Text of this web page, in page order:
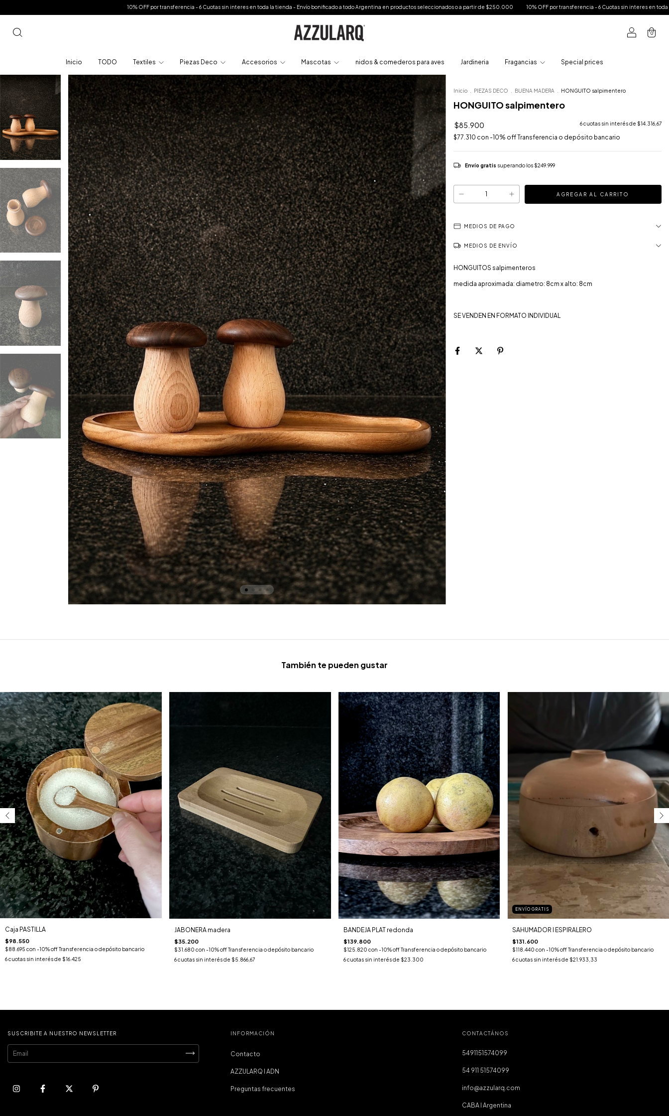
10% OFF por transferencia - 6 Cuotas sin interes en toda la tienda - Envío bonificado a todo Argentina en productos seleccionados o a partir de $250.000 10% OFF por transferencia - 6 Cuotas sin interes en toda la tienda - Envío
0
Inicio TODO Textiles Piezas Deco Accesorios Mascotas nidos & comederos para aves Jardineria Fragancias Special prices
Inicio PIEZAS DECO BUENA MADERA HONGUITO salpimentero
HONGUITO salpimentero
$85.900 6cuotas sin interés de $14.316,67
$77.310 con -10% off Transferencia o depósito bancario
Envío gratis superando los $249.999
MEDIOS DE PAGO
MEDIOS DE ENVÍO
HONGUITOS salpimenteros
medida aproximada: diametro: 8cm x alto: 8cm
SE VENDEN EN FORMATO INDIVIDUAL
También te pueden gustar
Caja PASTILLA
$98.550
$88.695 con -10% off Transferencia o depósito bancario
6cuotas sin interés de $16.425
JABONERA madera
$35.200
$31.680 con -10% off Transferencia o depósito bancario
6cuotas sin interés de $5.866,67
BANDEJA PLAT redonda
$139.800
$125.820 con -10% off Transferencia o depósito bancario
6 cuotas sin interés de $23.300
ENVÍO GRATIS
SAHUMADOR I ESPIRALERO
$131.600
$118.440con -10% off Transferencia o depósito bancario
6cuotas sin interés de $21.933,33
SUSCRIBITE A NUESTRO NEWSLETTER INFORMACIÓN
Contacto
AZZULARQ I ADN
Preguntas frecuentes
CONTACTÁNOS
5491151574099
54 911 51574099
info@azzularq.com
CABA I Argentina